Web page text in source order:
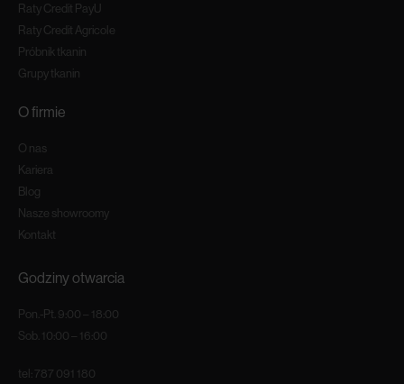
Raty Credit PayU
Raty Credit Agricole
Próbnik tkanin
Grupy tkanin
O firmie
O nas
Kariera
Blog
Nasze showroomy
Kontakt
Godziny otwarcia
Pon.-Pt. 9:00 – 18:00
Sob. 10:00 – 16:00
tel: 787 091 180